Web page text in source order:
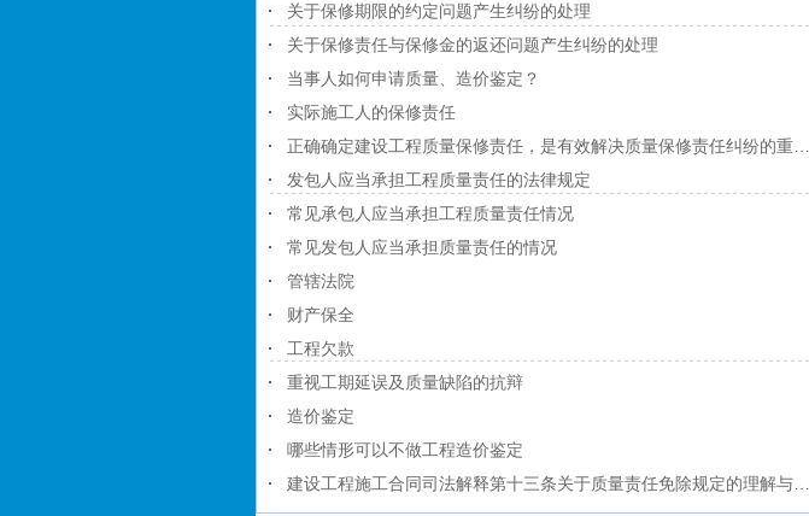
关于保修期限的约定问题产生纠纷的处理
关于保修责任与保修金的返还问题产生纠纷的处理
当事人如何申请质量、造价鉴定？
实际施工人的保修责任
正确确定建设工程质量保修责任，是有效解决质量保修责任纠纷的重…
发包人应当承担工程质量责任的法律规定
常见承包人应当承担工程质量责任情况
常见发包人应当承担质量责任的情况
管辖法院
财产保全
工程欠款
重视工期延误及质量缺陷的抗辩
造价鉴定
哪些情形可以不做工程造价鉴定
建设工程施工合同司法解释第十三条关于质量责任免除规定的理解与…